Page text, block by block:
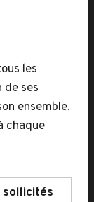
les
de ses
ensemble.
chaque
sollicités